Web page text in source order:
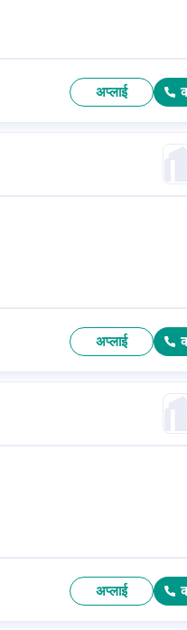
अप्लाई
अप्लाई
अप्लाई